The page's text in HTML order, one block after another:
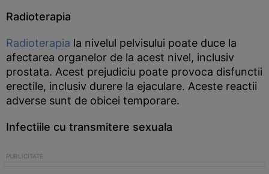
Radioterapia
Radioterapia la nivelul pelvisului poate duce la
afectarea organelor de la acest nivel, inclusiv
prostata. Acest prejudiciu poate provoca disfunctii
erectile, inclusiv durere la ejaculare. Aceste reactii
adverse sunt de obicei temporare.
Infectiile cu transmitere sexuala